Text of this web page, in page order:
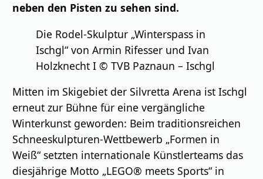
neben den Pisten zu sehen sind.
Die Rodel-Skulptur „Winterspass in
Ischgl“ von Armin Rifesser und Ivan
Holzknecht I © TVB Paznaun – Ischgl
Mitten im Skigebiet der Silvretta Arena ist Ischgl
erneut zur Bühne für eine vergängliche
Winterkunst geworden: Beim traditionsreichen
Schneeskulpturen-Wettbewerb „Formen in
Weiß“ setzten internationale Künstlerteams das
diesjährige Motto „LEGO® meets Sports“ in